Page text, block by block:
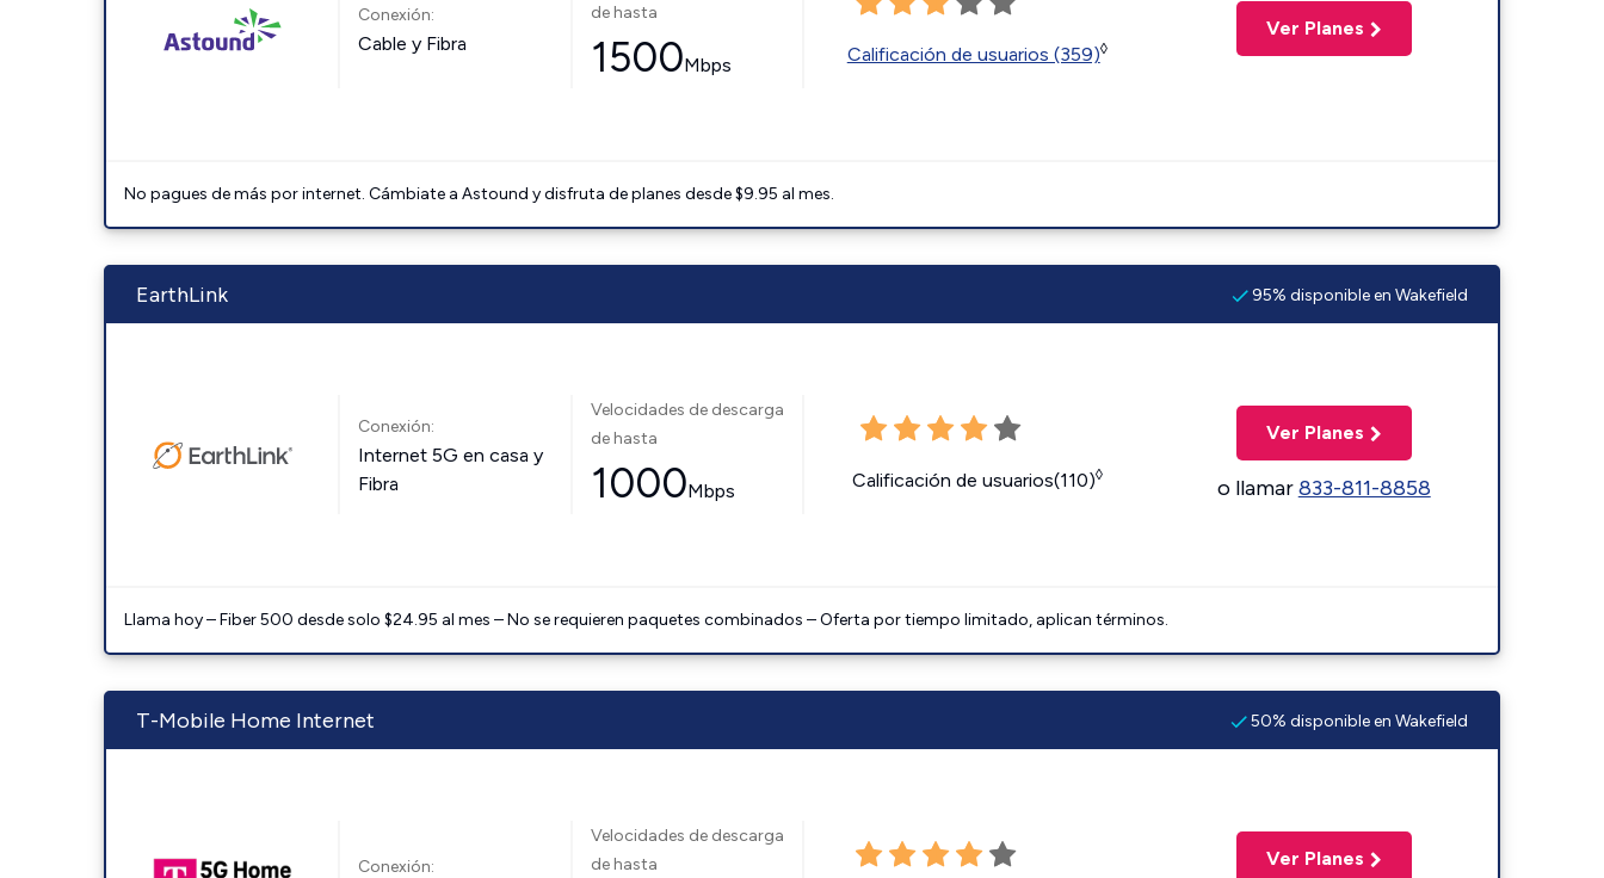
Conexión:
Cable y Fibra
de hasta
1500Mbps Calificación de usuarios (359)◊
Ver Planes
No pagues de más por internet. Cámbiate a Astound y disfruta de planes desde $9.95 al mes.
EarthLink 95% disponible en Wakefield
Conexión:
Internet 5G en casa y
Fibra
Velocidades de descarga
de hasta
1000Mbps Calificación de usuarios(110)◊
Ver Planes
o llamar833-811-8858
Llama hoy – Fiber 500 desde solo $24.95 al mes – No se requieren paquetes combinados – Oferta por tiempo limitado, aplican términos.
T-Mobile Home Internet 50% disponible en Wakefield
Conexión:
Velocidades de descarga
de hasta
Ver Planes